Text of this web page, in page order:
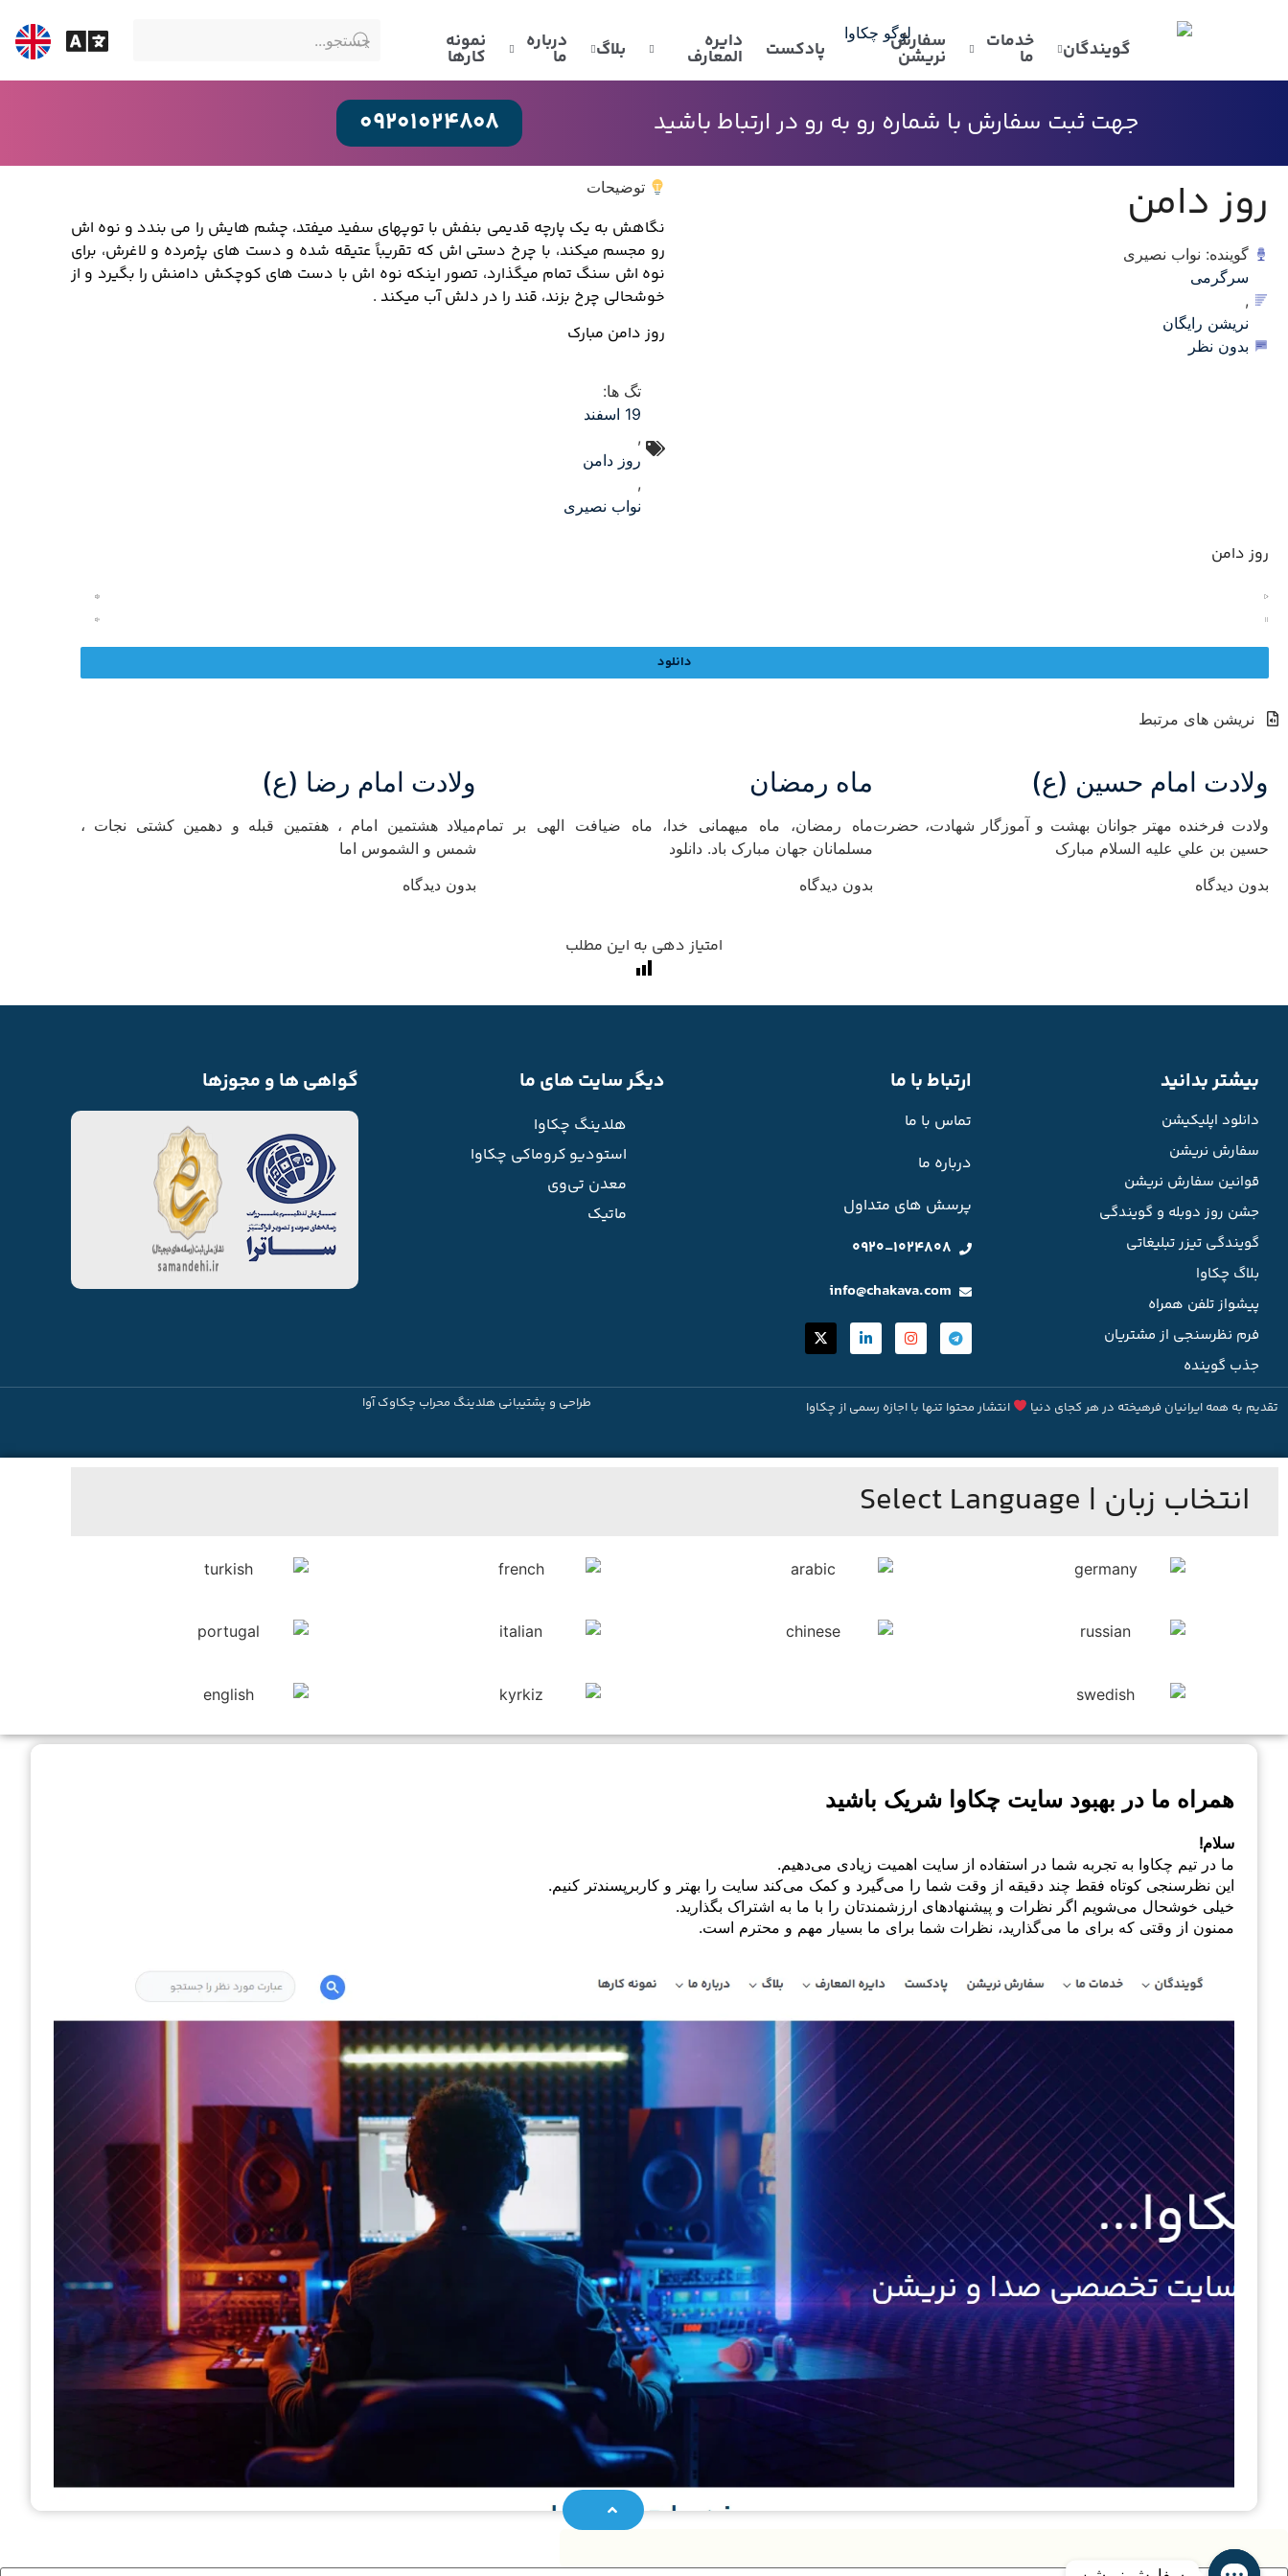
گویندگان خدمات
ما
سفارش
نریشن پادکست دایره
المعارف بلاگ درباره
ما
نمونه
کارها
جهت ثبت سفارش با شماره رو به رو در ارتباط باشید 09201024808
روز دامن
گوینده: نواب نصیری
سرگرمی
,
نریشن رایگان
بدون نظر
توضیحات
نگاهش به یک پارچه قدیمی بنفش با توپهای سفید میفتد، چشم هایش را می بندد و نوه اش
رو مجسم میکند، با چرخ دستی اش که تقریباً عتیقه شده و دست های پژمرده و لاغرش، برای
نوه اش سنگ تمام میگذارد، تصور اینکه نوه اش با دست های کوچکش دامنش را بگیرد و از
خوشحالی چرخ بزند، قند را در دلش آب میکند .
روز دامن مبارک
تگ ها:
19 اسفند
,
روز دامن
,
نواب نصیری
روز دامن
دانلود
نریشن های مرتبط
ولادت امام حسین (ع)
ولادت فرخنده مهتر جوانان بهشت و آموزگار شهادت، حضرت
حسين بن علي عليه السلام مبارک
بدون دیدگاه
ماه رمضان
ماه رمضان، ماه میهمانی خدا، ماه ضیافت الهی بر تمام
مسلمانان جهان مبارک باد. دانلود
بدون دیدگاه
ولادت امام رضا (ع)
میلاد هشتمین امام ، هفتمین قبله و دهمین کشتی نجات ،
شمس و الشموس اما
بدون دیدگاه
امتیاز دهی به این مطلب
بیشتر بدانید
دانلود اپلیکیشن
سفارش نریشن
قوانین سفارش نریشن
جشن روز دوبله و گویندگی
گویندگی تیزر تبلیغاتی
بلاگ چکاوا
پیشواز تلفن همراه
فرم نظرسنجی از مشتریان
جذب گوینده
ارتباط با ما
تماس با ما
درباره ما
پرسش های متداول
0920-1024808
info@chakava.com
دیگر سایت های ما
هلدینگ چکاوا
استودیو کروماکی چکاوا
معدن تی‌وی
ماتیک
گواهی ها و مجوزها
تقدیم به همه ایرانیان فرهیخته در هر کجای دنیا انتشار محتوا تنها با اجازه رسمی از چکاوا طراحی و پشتیبانی هلدینگ محراب چکاوک آوا
انتخاب زبان | Select Language